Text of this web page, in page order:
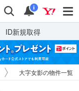
検索 通知
i
ID新規取得
大字女影の物件一覧